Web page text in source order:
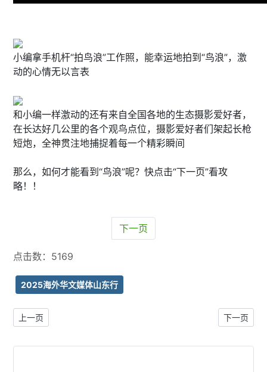
小编拿手机杆“拍鸟浪”工作照，能幸运地拍到“鸟浪”，激
动的心情无以言表
和小编一样激动的还有来自全国各地的生态摄影爱好者，
在长达好几公里的各个观鸟点位，摄影爱好者们架起长枪
短炮，全神贯注地捕捉着每一个精彩瞬间
那么，如何才能看到“鸟浪”呢？快点击“下一页”看攻
略！！
下一页
点击数：5169
2025海外华文媒体山东行
上一篇文章: 历史东营 齐笔孙武黄河中医 | “2025海外华文媒体山东
上一页 下一篇文
下一页